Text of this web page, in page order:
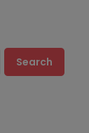
Search